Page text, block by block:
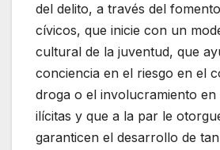
del delito, a través del
cívicos, que inicie con un
cultural de la juventud, que
conciencia en el riesgo en el
droga o el involucramiento en
ilícitas y que a la par le
garanticen el desarrollo de